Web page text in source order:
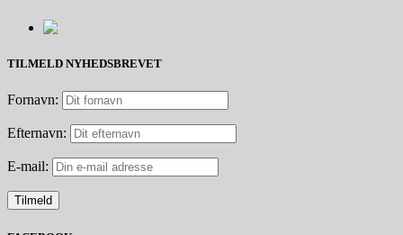
TILMELD NYHEDSBREVET
Fornavn:
Efternavn:
E-mail: